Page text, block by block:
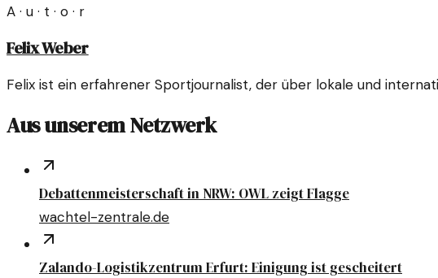
A · u · t · o · r
Felix Weber
Felix ist ein erfahrener Sportjournalist, der über lokale und
Aus unserem Netzwerk
Debattenmeisterschaft in NRW: OWL zeigt Flagge
wachtel-zentrale.de
Zalando-Logistikzentrum Erfurt: Einigung ist gescheitert